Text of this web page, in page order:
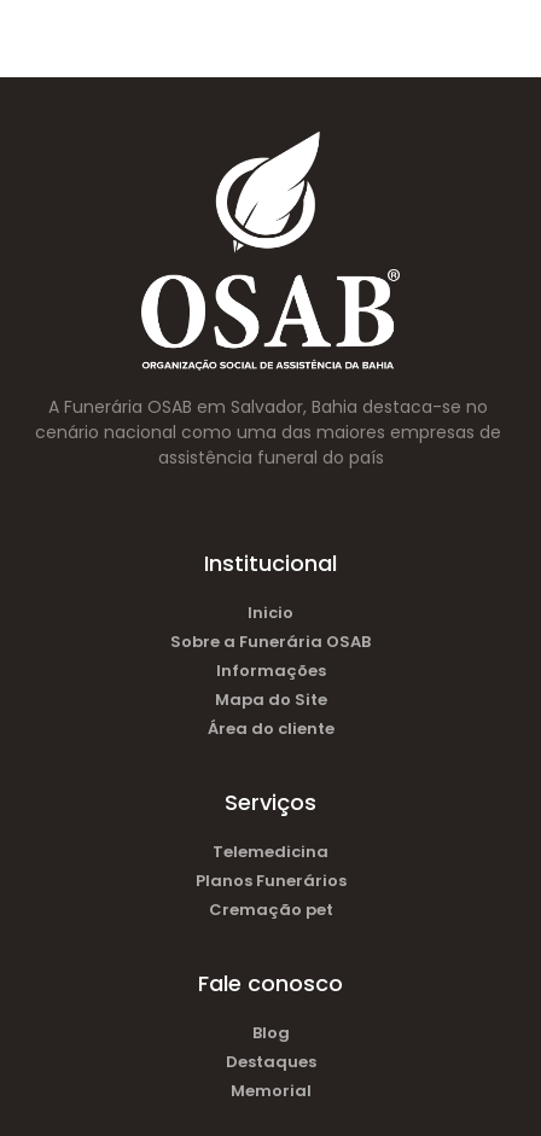
A Funerária OSAB em Salvador, Bahia destaca-se no
cenário nacional como uma das maiores empresas de
assistência funeral do país
Institucional
Inicio
Sobre a Funerária OSAB
Informações
Mapa do Site
Área do cliente
Serviços
Telemedicina
Planos Funerários
Cremação pet
Fale conosco
Blog
Destaques
Memorial